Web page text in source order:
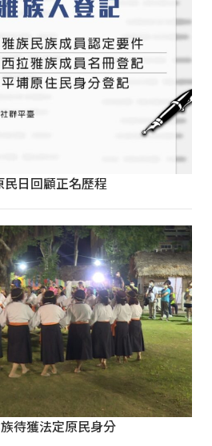
日回顧正名歷程
待獲法定原民身分